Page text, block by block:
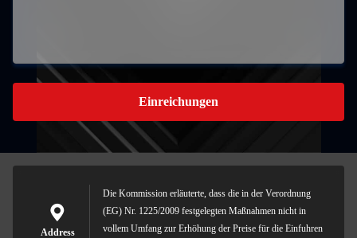
Einreichungen
Address
Die Kommission erläuterte, dass die in der Verordnung
(EG) Nr. 1225/2009 festgelegten Maßnahmen nicht in
vollem Umfang zur Erhöhung der Preise für die Einfuhren